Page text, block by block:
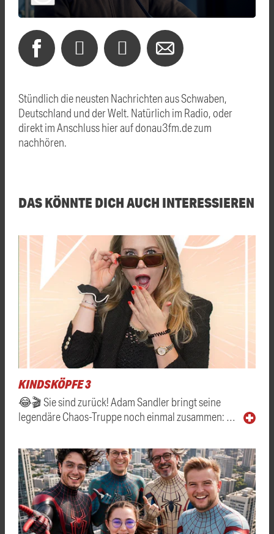
Stündlich die neusten Nachrichten aus Schwaben,
Deutschland und der Welt. Natürlich im Radio, oder
direkt im Anschluss hier auf donau3fm.de zum
nachhören.
DAS KÖNNTE DICH AUCH INTERESSIEREN
KINDSKÖPFE 3
😂🎬 Sie sind zurück! Adam Sandler bringt seine
legendäre Chaos-Truppe noch einmal zusammen: …